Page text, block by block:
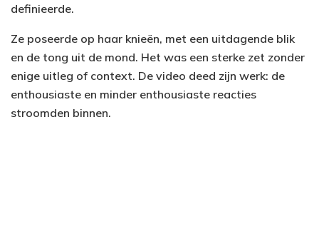
definieerde.
Ze poseerde op haar knieën, met een uitdagende blik
en de tong uit de mond. Het was een sterke zet zonder
enige uitleg of context. De video deed zijn werk: de
enthousiaste en minder enthousiaste reacties
stroomden binnen.